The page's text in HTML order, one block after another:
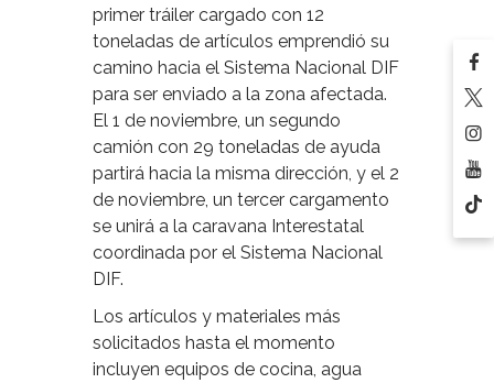
primer tráiler cargado con 12
toneladas de artículos emprendió su
camino hacia el Sistema Nacional DIF
para ser enviado a la zona afectada.
El 1 de noviembre, un segundo
camión con 29 toneladas de ayuda
partirá hacia la misma dirección, y el 2
de noviembre, un tercer cargamento
se unirá a la caravana Interestatal
coordinada por el Sistema Nacional
DIF.
Los artículos y materiales más
solicitados hasta el momento
incluyen equipos de cocina, agua